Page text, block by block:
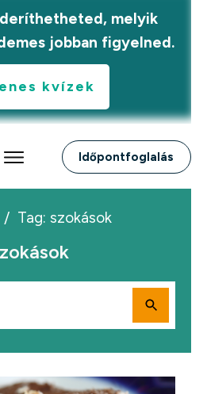
melyik
jobban figyelned.
kvízek
Időpontfoglalás
/ Tag: szokások